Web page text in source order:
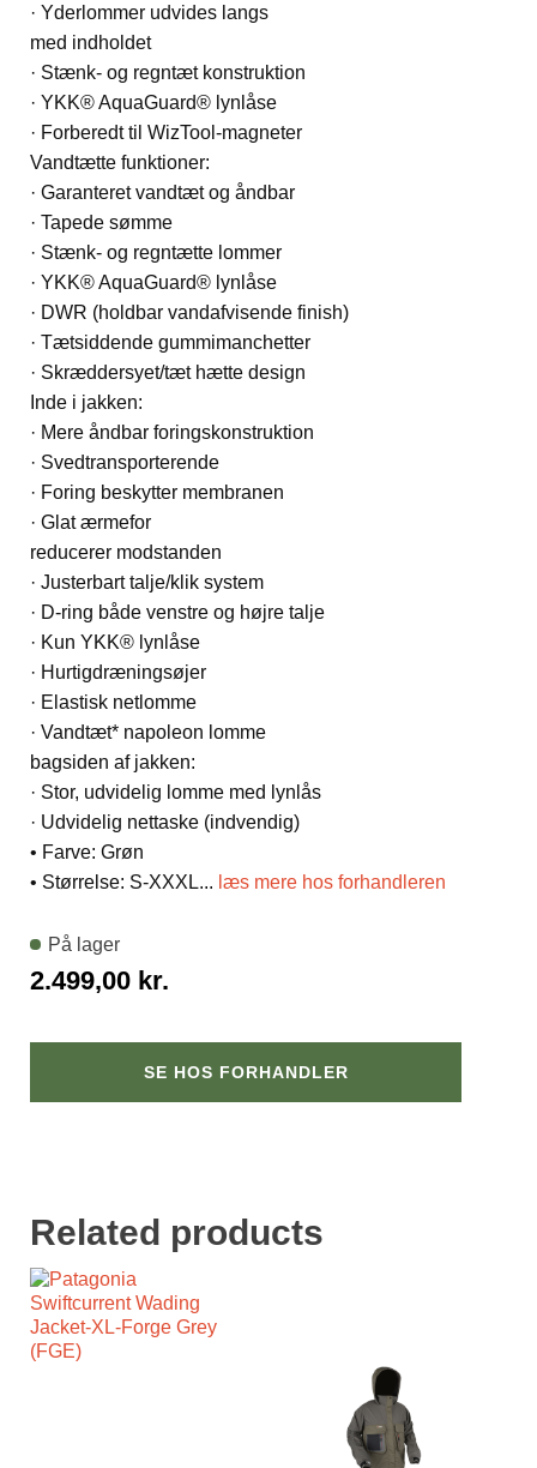
· Yderlommer udvides langs
med indholdet
· Stænk- og regntæt konstruktion
· YKK® AquaGuard® lynlåse
· Forberedt til WizTool-magneter
Vandtætte funktioner:
· Garanteret vandtæt og åndbar
· Tapede sømme
· Stænk- og regntætte lommer
· YKK® AquaGuard® lynlåse
· DWR (holdbar vandafvisende finish)
· Tætsiddende gummimanchetter
· Skræddersyet/tæt hætte design
Inde i jakken:
· Mere åndbar foringskonstruktion
· Svedtransporterende
· Foring beskytter membranen
· Glat ærmefor
reducerer modstanden
· Justerbart talje/klik system
· D-ring både venstre og højre talje
· Kun YKK® lynlåse
· Hurtigdræningsøjer
· Elastisk netlomme
· Vandtæt* napoleon lomme
bagsiden af jakken:
· Stor, udvidelig lomme med lynlås
· Udvidelig nettaske (indvendig)
• Farve: Grøn
• Størrelse: S-XXXL... læs mere hos forhandleren
2.499,00 kr.
På lager
SE HOS FORHANDLER
Related products